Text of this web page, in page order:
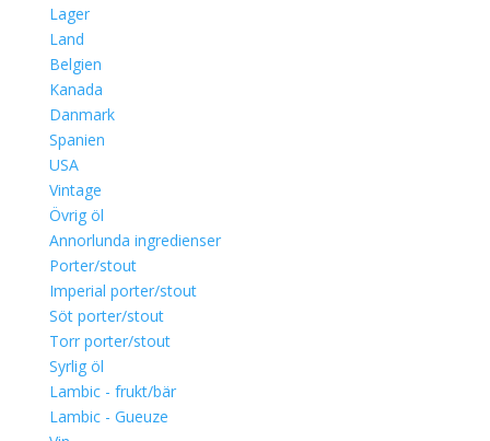
Lager
Land
Belgien
Kanada
Danmark
Spanien
USA
Vintage
Övrig öl
Annorlunda ingredienser
Porter/stout
Imperial porter/stout
Söt porter/stout
Torr porter/stout
Syrlig öl
Lambic - frukt/bär
Lambic - Gueuze